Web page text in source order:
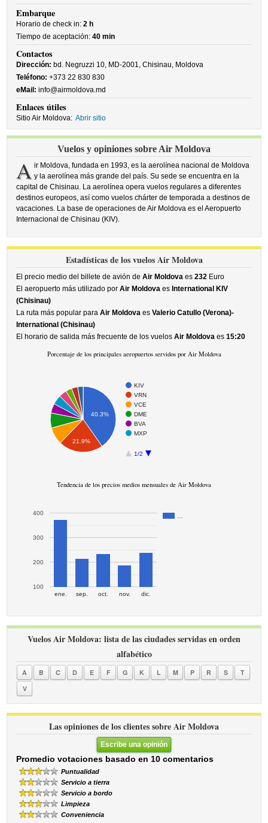
Embarque
Horario de check in:2 h
Tiempo de aceptación:40 min
Contactos
Dirección: bd. Negruzzi 10, MD-2001, Chisinau, Moldova
Teléfono: +373 22 830 830
eMail: info@airmoldova.md
Enlaces útiles
Sitio Air Moldova: Abrir sitio
Vuelos y opiniones sobre Air Moldova
A ir Moldova, fundada en 1993, es la aerolínea nacional de Moldova
y la aerolínea más grande del país. Su sede se encuentra en la
capital de Chisinau. La aerolínea opera vuelos regulares a diferentes
destinos europeos, así como vuelos chárter de temporada a destinos de
vacaciones. La base de operaciones de Air Moldova es el Aeropuerto
Internacional de Chisinau (KIV).
Estadísticas de los vuelos Air Moldova
El precio medio del billete de avión deAir Moldova es232 Euro
El aeropuerto más utilizado porAir Moldova es International KIV
(Chisinau)
La ruta más popular paraAir Moldova esValerio Catullo (Verona)-
International (Chisinau)
El horario de salida más frecuente de los vuelosAir Moldova es15:20
Porcentaje de los principales aeropuertos servidos por Air Moldova
KIV
VRN
VCE
DME
BVA
MXP
1/2
40.3%
21.9%
Tendencia de los precios medios mensuales de Air Moldova
ene. sep. oct. nov. dic.
100
200
300
400
Vuelos Air Moldova: lista de las ciudades servidas en orden
alfabético
A B C D E F G K L M P R S
T
V
Las opiniones de los clientes sobre Air Moldova
Escribe una opinión
Promedio votaciones basado en 10 comentarios
Puntualidad
Servicio a tierra
Servicio a bordo
Limpieza
Conveniencia